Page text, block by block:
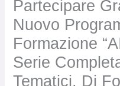
Partecipare
Nuovo
Formazione
Serie
Tematici, Di